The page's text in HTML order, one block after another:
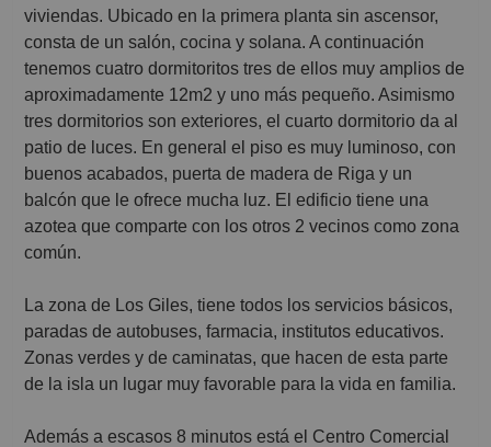
viviendas. Ubicado en la primera planta sin ascensor,
consta de un salón, cocina y solana. A continuación
tenemos cuatro dormitoritos tres de ellos muy amplios de
aproximadamente 12m2 y uno más pequeño. Asimismo
tres dormitorios son exteriores, el cuarto dormitorio da al
patio de luces. En general el piso es muy luminoso, con
buenos acabados, puerta de madera de Riga y un
balcón que le ofrece mucha luz. El edificio tiene una
azotea que comparte con los otros 2 vecinos como zona
común.
La zona de Los Giles, tiene todos los servicios básicos,
paradas de autobuses, farmacia, institutos educativos.
Zonas verdes y de caminatas, que hacen de esta parte
de la isla un lugar muy favorable para la vida en familia.
Además a escasos 8 minutos está el Centro Comercial